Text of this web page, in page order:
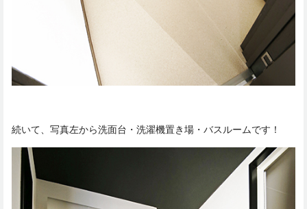
続いて、写真左から洗面台・洗濯機置き場・バスルームです！